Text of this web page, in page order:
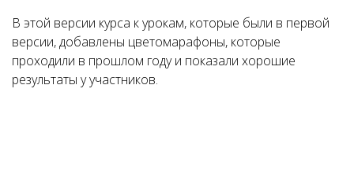
В этой версии курса к урокам, которые были в первой
версии, добавлены цветомарафоны, которые
проходили в прошлом году и показали хорошие
результаты у участников.